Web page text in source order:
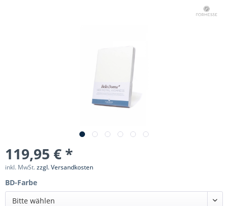
119,95 € *
inkl. MwSt.zzgl. Versandkosten
BD-Farbe
Bitte wählen